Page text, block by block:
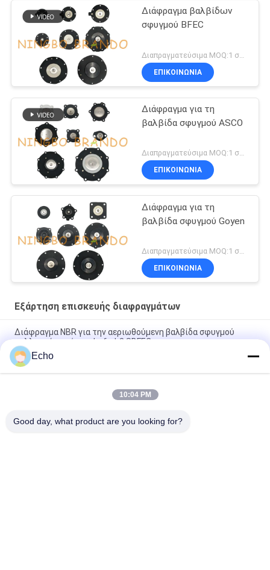
Διάφραγμα βαλβίδων
σφυγμού BFEC
ΕΠΙΚΟΙΝΩΝΙΑ
Διάφραγμα για τη
βαλβίδα σφυγμού ASCO
Διαπραγματεύσιμα MOQ:1 σύνολο
ΕΠΙΚΟΙΝΩΝΙΑ
Διάφραγμα για τη
βαλβίδα σφυγμού Goyen
Διαπραγματεύσιμα MOQ:1 σύνολο
ΕΠΙΚΟΙΝΩΝΙΑ
Εξάρτηση επισκευής διαφραγμάτων
Διάφραγμα NBR για την αεριωθούμενη βαλβίδα σφυγμού
συλλεκτών σκόνης dmf-zl-β SBFEC
Διάφραγμα για την αεριωθούμενη βαλβίδα 3/4» dmf-ζ-20
dmf-ZM-20 σφυγμού BFEC
Διάφραγμα για τη βαλβίδα 1 σφυγμού SBFEC» dmf-ζ-25 dmf-
Echo
10:04 PM
Good day, what product are you looking for?